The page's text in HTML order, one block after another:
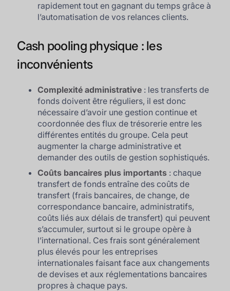
rapidement tout en gagnant du temps grâce à
l’automatisation de vos relances clients.
Cash pooling physique : les
inconvénients
Complexité administrative : les transferts de
fonds doivent être réguliers, il est donc
nécessaire d’avoir une gestion continue et
coordonnée des flux de trésorerie entre les
différentes entités du groupe. Cela peut
augmenter la charge administrative et
demander des outils de gestion sophistiqués.
Coûts bancaires plus importants : chaque
transfert de fonds entraîne des coûts de
transfert (frais bancaires, de change, de
correspondance bancaire, administratifs,
coûts liés aux délais de transfert) qui peuvent
s’accumuler, surtout si le groupe opère à
l’international. Ces frais sont généralement
plus élevés pour les entreprises
internationales faisant face aux changements
de devises et aux réglementations bancaires
propres à chaque pays.